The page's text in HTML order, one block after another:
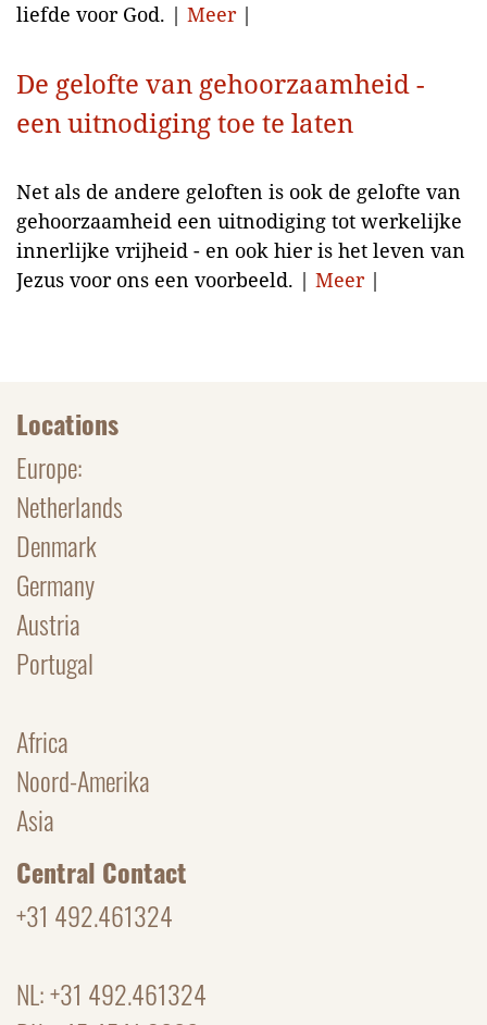
liefde voor God. | Meer |
De gelofte van gehoorzaamheid -
een uitnodiging toe te laten
Net als de andere geloften is ook de gelofte van
gehoorzaamheid een uitnodiging tot werkelijke
innerlijke vrijheid - en ook hier is het leven van
Jezus voor ons een voorbeeld. | Meer |
Locations
Europe:
Netherlands
Denmark
Germany
Austria
Portugal
Africa
Noord-Amerika
Asia
Central Contact
+31 492.461324
NL: +31 492.461324